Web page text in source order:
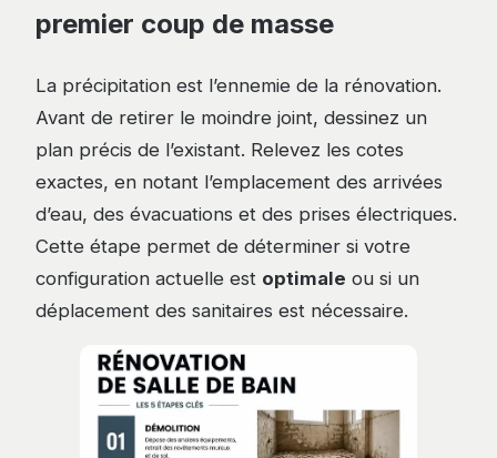
premier coup de masse
La précipitation est l’ennemie de la rénovation.
Avant de retirer le moindre joint, dessinez un
plan précis de l’existant. Relevez les cotes
exactes, en notant l’emplacement des arrivées
d’eau, des évacuations et des prises électriques.
Cette étape permet de déterminer si votre
configuration actuelle est optimale ou si un
déplacement des sanitaires est nécessaire.